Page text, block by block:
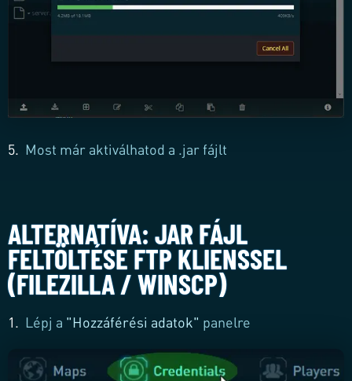
5. Most már aktiválhatod a .jar fájlt
ALTERNATÍVA: JAR FÁJL
FELTÖLTÉSE FTP KLIENSSEL
(FILEZILLA / WINSCP)
1. Lépj a "Hozzáférési adatok" panelre